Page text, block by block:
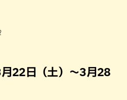
22日（土）～3月28